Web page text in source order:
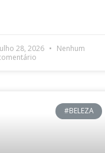
28, 2026
Nenhum
#BELEZA